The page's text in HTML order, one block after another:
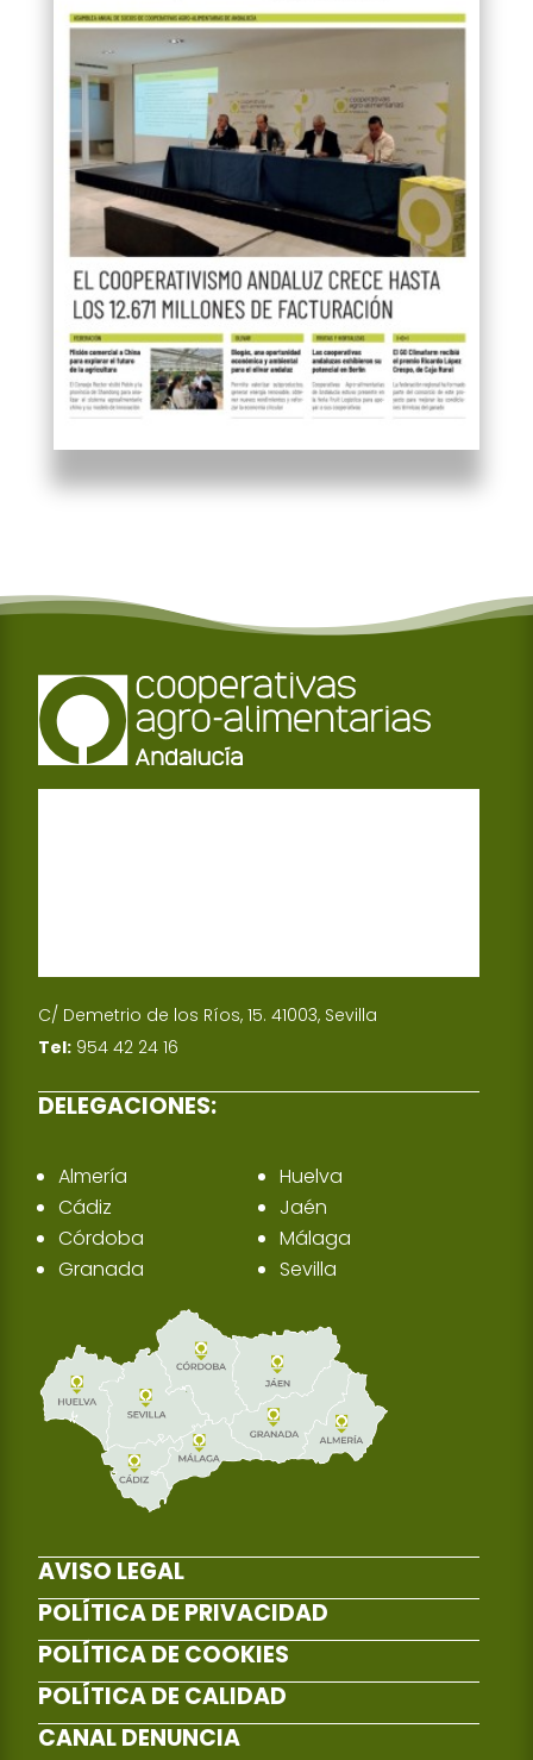
C/ Demetrio de los Ríos, 15. 41003, Sevilla
Tel: 954 42 24 16
DELEGACIONES:
Almería
Cádiz
Córdoba
Granada
Huelva
Jaén
Málaga
Sevilla
AVISO LEGAL
POLÍTICA DE PRIVACIDAD
POLÍTICA DE COOKIES
POLÍTICA DE CALIDAD
CANAL DENUNCIA